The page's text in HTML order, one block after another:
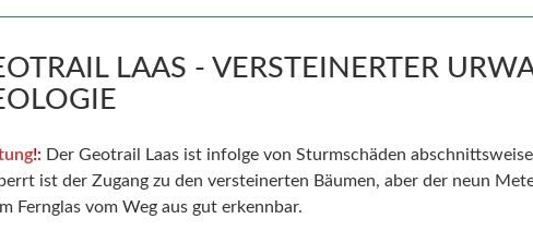
LAAS - VERSTEINERTER
!: Der Geotrail Laas ist infolge von Sturmschäden
ist der Zugang zu den versteinerten Bäumen, aber der neun
Fernglas vom Weg aus gut erkennbar.